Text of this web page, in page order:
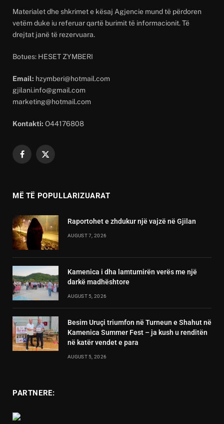
Materialet dhe shkrimet e kësaj Agjencie mund të përdoren
vetëm duke iu referuar qartë burimit të informacionit. Të
drejtat janë të rezervuara.
Botues: HESET ZYMBERI
Email: hzymberi@hotmail.com
gjilani.info@gmail.com
marketing@hotmail.com
Kontakti: O44176808
Facebook
X
MË TË POPULLARIZUARAT
Raportohet e zhdukur një vajzë në Gjilan
AUGUST 7, 2026
Kamenica i dha lamtumirën verës me një
darkë madhështore
AUGUST 5, 2026
Besim Uruçi triumfon në Turneun e Shahut në
Kamenica Summer Fest – ja kush u renditën
në katër vendet e para
AUGUST 5, 2026
PARTNERE: